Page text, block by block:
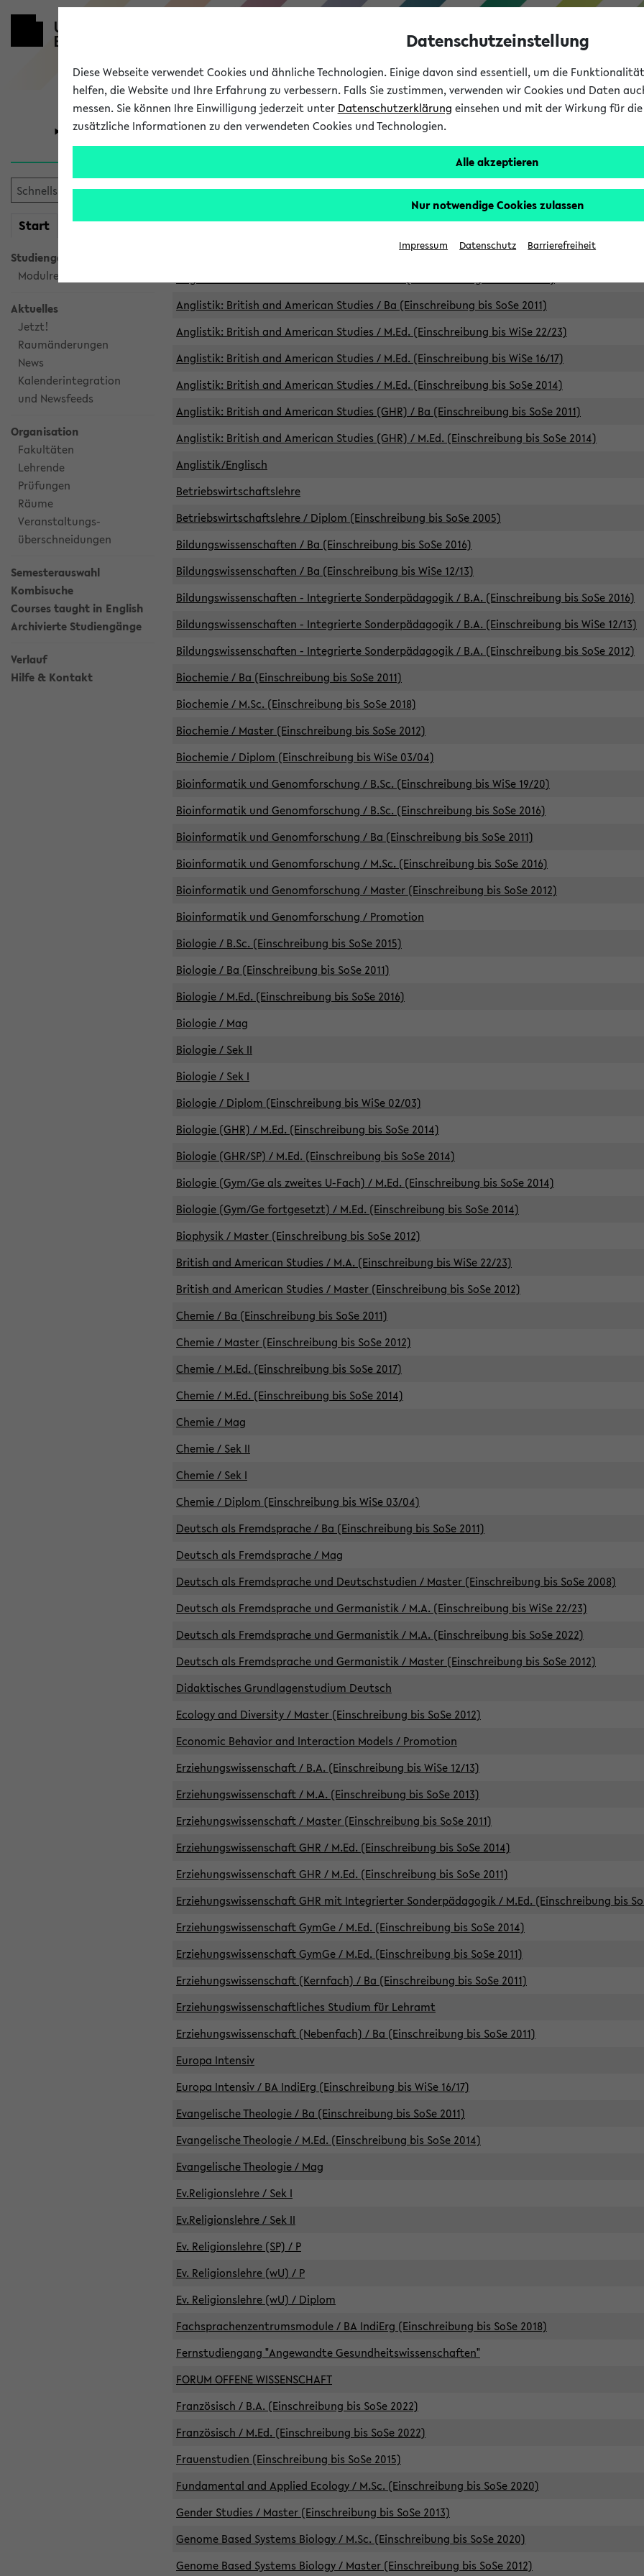
Universität Forschung Studium
Start meineKVV
Studiengangsauswahl
Modulrecherche
Aktuelles
Jetzt!
Raumänderungen
News
Kalenderintegration
und Newsfeeds
Organisation
Fakultäten
Lehrende
Prüfungen
Räume
Veranstaltungs-
überschneidungen
Semesterauswahl
Kombisuche
Courses taught in English
Archivierte Studiengänge
Verlauf
Hilfe & Kontakt
Archivierte Studiengänge
Anglistik: British and American Studies / B.A. (Einschreibung bis WiSe 16/17)
Anglistik: British and American Studies / B.A. (Einschreibung bis SoSe 2015)
Anglistik: British and American Studies / Ba (Einschreibung bis SoSe 2011)
Anglistik: British and American Studies / M.Ed. (Einschreibung bis WiSe 22/23)
Anglistik: British and American Studies / M.Ed. (Einschreibung bis WiSe 16/17)
Anglistik: British and American Studies / M.Ed. (Einschreibung bis SoSe 2014)
Anglistik: British and American Studies (GHR) / Ba (Einschreibung bis SoSe 2011)
Anglistik: British and American Studies (GHR) / M.Ed. (Einschreibung bis SoSe 2014)
Anglistik/Englisch
Betriebswirtschaftslehre
Betriebswirtschaftslehre / Diplom (Einschreibung bis SoSe 2005)
Bildungswissenschaften / Ba (Einschreibung bis SoSe 2016)
Bildungswissenschaften / Ba (Einschreibung bis WiSe 12/13)
Bildungswissenschaften - Integrierte Sonderpädagogik / B.A. (Einschreibung bis SoSe 2016)
Bildungswissenschaften - Integrierte Sonderpädagogik / B.A. (Einschreibung bis WiSe 12/13)
Bildungswissenschaften - Integrierte Sonderpädagogik / B.A. (Einschreibung bis SoSe 2012)
Biochemie / Ba (Einschreibung bis SoSe 2011)
Biochemie / M.Sc. (Einschreibung bis SoSe 2018)
Biochemie / Master (Einschreibung bis SoSe 2012)
Biochemie / Diplom (Einschreibung bis WiSe 03/04)
Bioinformatik und Genomforschung / B.Sc. (Einschreibung bis WiSe 19/20)
Bioinformatik und Genomforschung / B.Sc. (Einschreibung bis SoSe 2016)
Bioinformatik und Genomforschung / Ba (Einschreibung bis SoSe 2011)
Bioinformatik und Genomforschung / M.Sc. (Einschreibung bis SoSe 2016)
Bioinformatik und Genomforschung / Master (Einschreibung bis SoSe 2012)
Bioinformatik und Genomforschung / Promotion
Biologie / B.Sc. (Einschreibung bis SoSe 2015)
Biologie / Ba (Einschreibung bis SoSe 2011)
Biologie / M.Ed. (Einschreibung bis SoSe 2016)
Biologie / Mag
Biologie / Sek II
Biologie / Sek I
Biologie / Diplom (Einschreibung bis WiSe 02/03)
Biologie (GHR) / M.Ed. (Einschreibung bis SoSe 2014)
Biologie (GHR/SP) / M.Ed. (Einschreibung bis SoSe 2014)
Biologie (Gym/Ge als zweites U-Fach) / M.Ed. (Einschreibung bis SoSe 2014)
Biologie (Gym/Ge fortgesetzt) / M.Ed. (Einschreibung bis SoSe 2014)
Biophysik / Master (Einschreibung bis SoSe 2012)
British and American Studies / M.A. (Einschreibung bis WiSe 22/23)
British and American Studies / Master (Einschreibung bis SoSe 2012)
Chemie / Ba (Einschreibung bis SoSe 2011)
Chemie / Master (Einschreibung bis SoSe 2012)
Chemie / M.Ed. (Einschreibung bis SoSe 2017)
Chemie / M.Ed. (Einschreibung bis SoSe 2014)
Chemie / Mag
Chemie / Sek II
Chemie / Sek I
Chemie / Diplom (Einschreibung bis WiSe 03/04)
Deutsch als Fremdsprache / Ba (Einschreibung bis SoSe 2011)
Deutsch als Fremdsprache / Mag
Deutsch als Fremdsprache und Deutschstudien / Master (Einschreibung bis SoSe 2008)
Deutsch als Fremdsprache und Germanistik / M.A. (Einschreibung bis WiSe 22/23)
Deutsch als Fremdsprache und Germanistik / M.A. (Einschreibung bis SoSe 2022)
Deutsch als Fremdsprache und Germanistik / Master (Einschreibung bis SoSe 2012)
Didaktisches Grundlagenstudium Deutsch
Ecology and Diversity / Master (Einschreibung bis SoSe 2012)
Economic Behavior and Interaction Models / Promotion
Erziehungswissenschaft / B.A. (Einschreibung bis WiSe 12/13)
Erziehungswissenschaft / M.A. (Einschreibung bis SoSe 2013)
Erziehungswissenschaft / Master (Einschreibung bis SoSe 2011)
Erziehungswissenschaft GHR / M.Ed. (Einschreibung bis SoSe 2014)
Erziehungswissenschaft GHR / M.Ed. (Einschreibung bis SoSe 2011)
Erziehungswissenschaft GHR mit Integrierter Sonderpädagogik / M.Ed. (Einschreibung bis
Erziehungswissenschaft GymGe / M.Ed. (Einschreibung bis SoSe 2014)
Erziehungswissenschaft GymGe / M.Ed. (Einschreibung bis SoSe 2011)
Erziehungswissenschaft (Kernfach) / Ba (Einschreibung bis SoSe 2011)
Erziehungswissenschaftliches Studium für Lehramt
Erziehungswissenschaft (Nebenfach) / Ba (Einschreibung bis SoSe 2011)
Europa Intensiv
Europa Intensiv / BA IndiErg (Einschreibung bis WiSe 16/17)
Evangelische Theologie / Ba (Einschreibung bis SoSe 2011)
Evangelische Theologie / M.Ed. (Einschreibung bis SoSe 2014)
Evangelische Theologie / Mag
Ev.Religionslehre / Sek I
Ev.Religionslehre / Sek II
Ev. Religionslehre (SP) / P
Ev. Religionslehre (wU) / P
Ev. Religionslehre (wU) / Diplom
Fachsprachenzentrumsmodule / BA IndiErg (Einschreibung bis SoSe 2018)
Fernstudiengang "Angewandte Gesundheitswissenschaften"
FORUM OFFENE WISSENSCHAFT
Französisch / B.A. (Einschreibung bis SoSe 2022)
Französisch / M.Ed. (Einschreibung bis SoSe 2022)
Frauenstudien (Einschreibung bis SoSe 2015)
Fundamental and Applied Ecology / M.Sc. (Einschreibung bis SoSe 2020)
Gender Studies / Master (Einschreibung bis SoSe 2013)
Genome Based Systems Biology / M.Sc. (Einschreibung bis SoSe 2020)
Genome Based Systems Biology / Master (Einschreibung bis SoSe 2012)
Datenschutzeinstellung
Diese Webseite verwendet Cookies und ähnliche Technologien. Einige davon sind essentiell, um die
helfen, die Website und Ihre Erfahrung zu verbessern. Falls Sie zustimmen, verwenden wir Cookies und Daten
messen. Sie können Ihre Einwilligung jederzeit unter Datenschutzerklärung einsehen und mit der Wirkung für
zusätzliche Informationen zu den verwendeten Cookies und Technologien.
Alle akzeptieren
Nur notwendige Cookies zulassen
Impressum Datenschutz Barrierefreiheit